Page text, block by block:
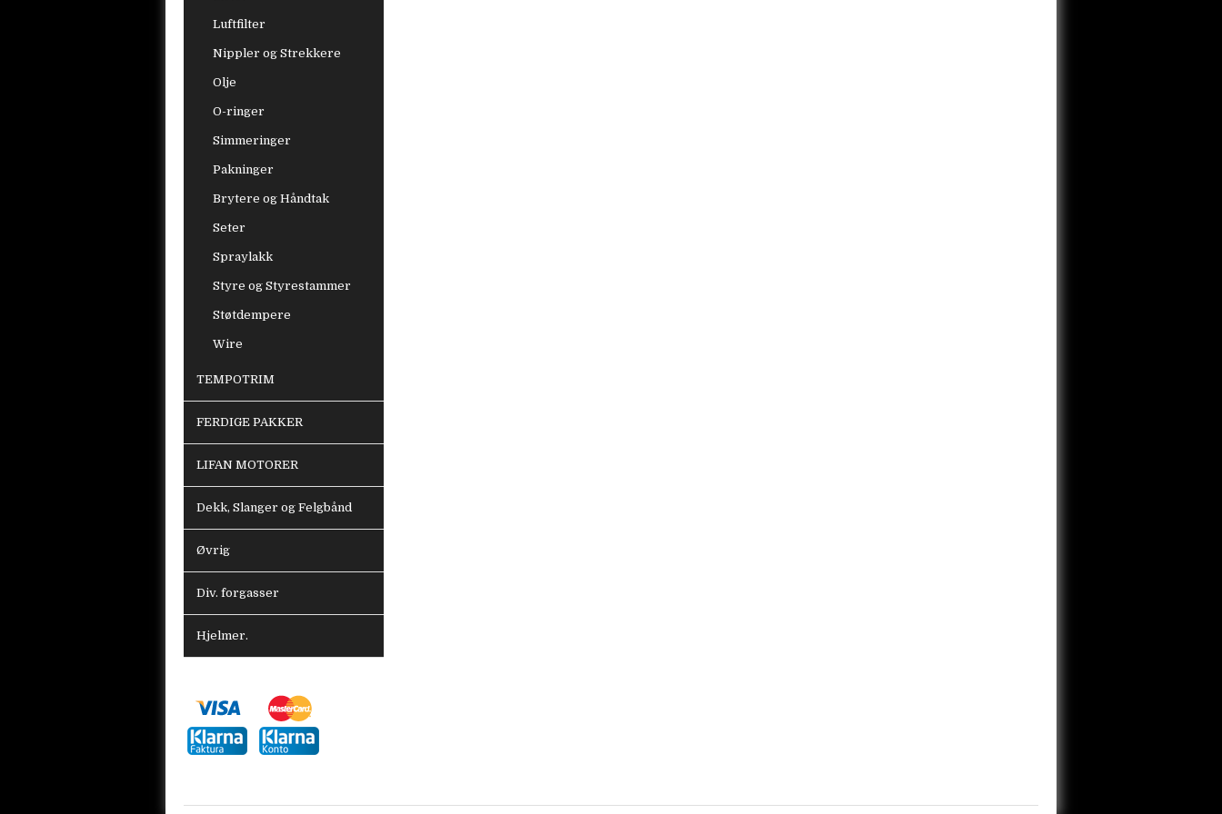
Luftfilter
Nippler og Strekkere
Olje
O-ringer
Simmeringer
Pakninger
Brytere og Håndtak
Seter
Spraylakk
Styre og Styrestammer
Støtdempere
Wire
TEMPOTRIM
FERDIGE PAKKER
LIFAN MOTORER
Dekk, Slanger og Felgbånd
Øvrig
Div. forgasser
Hjelmer.